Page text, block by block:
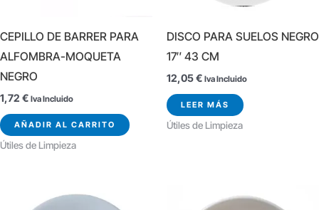
CEPILLO DE BARRER PARA
ALFOMBRA-MOQUETA
NEGRO
1,72 € Iva Incluido
AÑADIR AL CARRITO
Útiles de Limpieza
DISCO PARA SUELOS NEGRO
17″ 43 CM
12,05€ Iva Incluido
LEER MÁS
Útiles de Limpieza